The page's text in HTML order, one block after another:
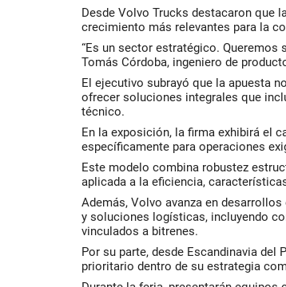
Desde Volvo Trucks destacaron que
crecimiento más relevantes para la
“Es un sector estratégico. Queremos
Tomás Córdoba, ingeniero de
El ejecutivo subrayó que la apuesta
ofrecer soluciones integrales que
técnico.
En la exposición, la firma exhibirá el
específicamente para operaciones
Este modelo combina robustez
aplicada a la eficiencia,
Además, Volvo avanza en
y soluciones logísticas, incluyendo
vinculados a bitrenes.
Por su parte, desde Escandinavia
prioritario dentro de su estrategia